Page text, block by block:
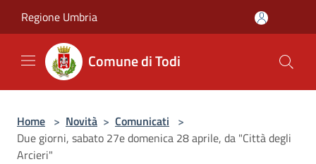
Regione Umbria
Comune di Todi
Home > Novità > Comunicati >
Due giorni, sabato 27e domenica 28 aprile, da "Città degli
Arcieri"